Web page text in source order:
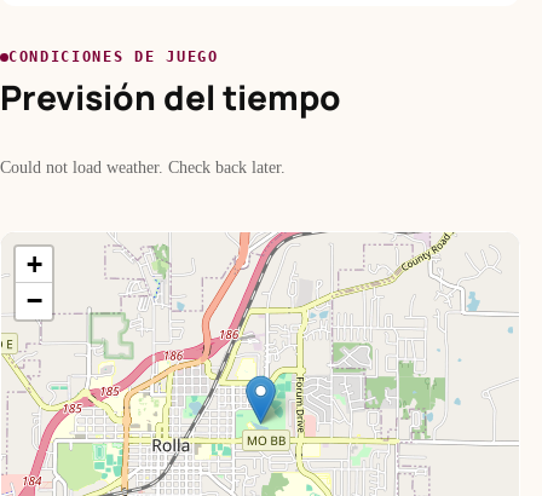
CONDICIONES DE JUEGO
Previsión del tiempo
Could not load weather. Check back later.
+
−